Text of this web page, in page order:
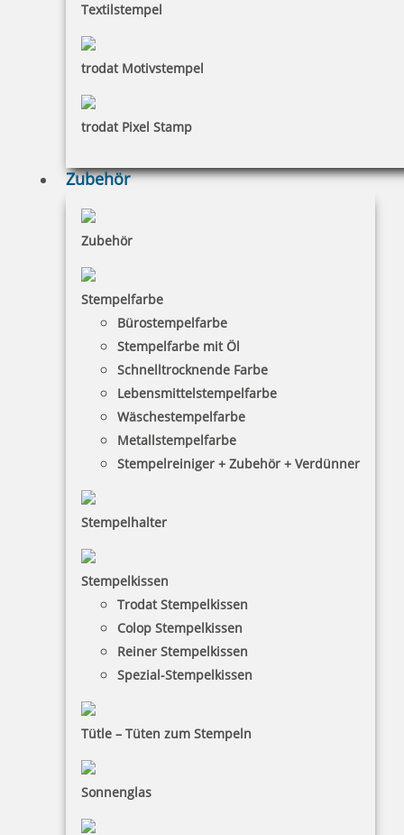
Textilstempel
trodat Motivstempel
trodat Pixel Stamp
Zubehör
Zubehör
Stempelfarbe
Bürostempelfarbe
Stempelfarbe mit Öl
Schnelltrocknende Farbe
Lebensmittelstempelfarbe
Wäschestempelfarbe
Metallstempelfarbe
Stempelreiniger + Zubehör + Verdünner
Stempelhalter
Stempelkissen
Trodat Stempelkissen
Colop Stempelkissen
Reiner Stempelkissen
Spezial-Stempelkissen
Tütle – Tüten zum Stempeln
Sonnenglas
Colop Ersatzkissen E/2300
(2300,2360,2000/S,2006,3300,3360,S300,S360)
3,65 €
Bestellen
Colop Ersatzkissen E/2300/2 zweif. (Classic 2360, 3360, Office S
360)
5,56 €
Colop Ersatzkissen E/25 (Printer 25)
4,72 €